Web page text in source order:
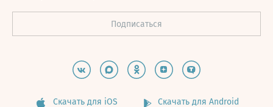
Скачать для iOS Скачать для Android